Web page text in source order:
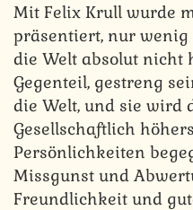
Mit Felix Krull wurde
präsentiert, nur wenig
die Welt absolut nicht
Gegenteil, gestreng
die Welt, und sie wird
Gesellschaftlich
Persönlichkeiten
Missgunst und
Freundlichkeit und